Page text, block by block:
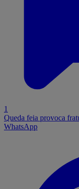
1
Queda feia provoca
WhatsApp